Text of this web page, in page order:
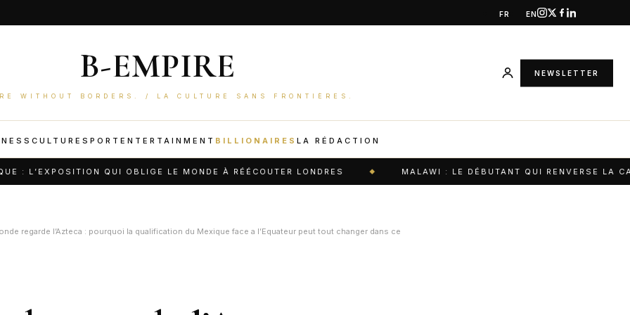
FR EN
B-EMPIRE
WITHOUT BORDERS. / LA CULTURE SANS FRONTIÈRES.
NEWSLETTER
CULTURE SPORT ENTERTAINMENT BILLIONAIRES LA RÉDACTION
QUI OBLIGE LE MONDE À RÉÉCOUTER LONDRES MALAWI : LE DÉBUTANT QUI RENVERSE LA CAN
regarde l’Azteca : pourquoi la qualification du Mexique face a l’Equateur peut tout changer dans ce